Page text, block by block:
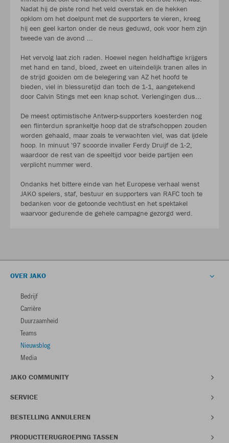
Nadat hij de piste rond het veld overstak en de hekken
opklom om het doelpunt met de supporters te vieren, kreeg
hij een geel karton onder de neus geduwd, ook voor hem zijn
tweede van de avond ...
Het vervolg laat zich raden. Hoewel negen heldhaftige krijgers
met hand en tand, bloed, zweet en uiteindelijk tranen alles in
de strijd gooiden om de belegering van AZ het hoofd te
bieden, viel in blessuretijd dan toch de 1-1, aangetekend
door Calvin Stings met een knap schot. Verlengingen dus...
De meest optimistische Antwerp-supporters koesterden nog
een flinterdun sprankeltje hoop dat de strafschoppen zouden
worden gehaald, maar zoals te verwachten viel, was dat ijdele
hoop. In minuut '97 scoorde invaller Ferdy Druijf de 1-2,
waardoor de rest van de speeltijd voor beide partijen een
verplicht nummer werd.
Ondanks het bittere einde van het Europese verhaal wenst
JAKO spelers, staf, bestuur en supporters van RAFC toch te
bedanken voor de getoonde vechtlust en het spektakel
waarvoor gedurende de gehele campagne gezorgd werd.
OVER JAKO
Bedrijf
Carrière
Duurzaamheid
Teams
Nieuwsblog
Media
JAKO COMMUNITY
SERVICE
BESTELLING ANNULEREN
PRODUCTTERUGROEPING TASSEN